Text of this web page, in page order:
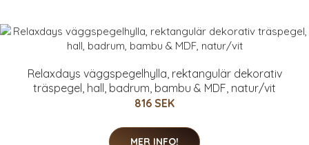
Relaxdays väggspegelhylla, rektangulär dekorativ
träspegel, hall, badrum, bambu & MDF, natur/vit
816 SEK
MER INFO!